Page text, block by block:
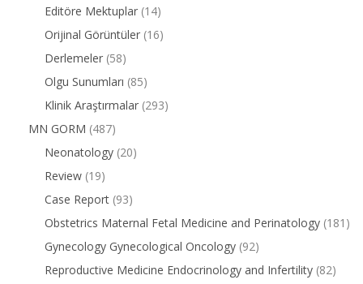
Editöre Mektuplar (14)
Orijinal Görüntüler (16)
Derlemeler (58)
Olgu Sunumları (85)
Klinik Araştırmalar (293)
MN GORM (487)
Neonatology (20)
Review (19)
Case Report (93)
Obstetrics Maternal Fetal Medicine and Perinatology (181)
Gynecology Gynecological Oncology (92)
Reproductive Medicine Endocrinology and Infertility (82)